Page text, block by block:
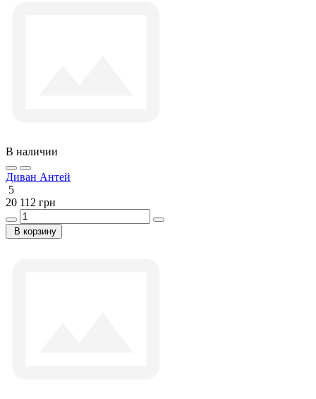
В наличии
Диван Антей
5
20 112 грн
В корзину